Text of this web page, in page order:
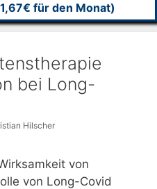
für den Monat)
bei Long-
Hilscher
von
von Long-Covid